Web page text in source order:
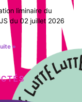
liminaire du
du 02 juillet 2026
»